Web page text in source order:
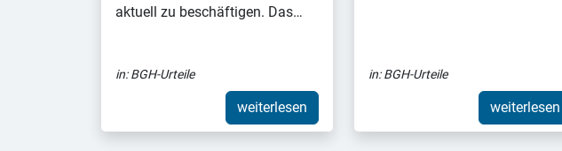
aktuell zu beschäftigen. Das…
in:BGH-Urteile
weiterlesen
in:BGH-Urteile
weiterlesen